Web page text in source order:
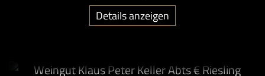
Details anzeigen